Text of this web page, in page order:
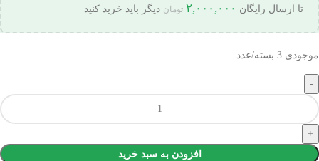
تا ارسال رایگان ۲,۰۰۰,۰۰۰ تومان دیگر باید خرید کنید
موجودی 3 بسته/عدد
افزودن به سبد خرید